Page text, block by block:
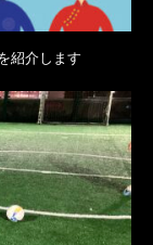
紹介します